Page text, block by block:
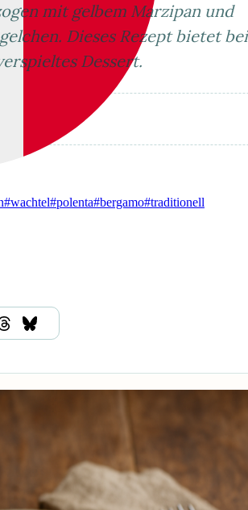
mit gelbem Marzipan und
Dieses Rezept bietet
Dessert.
#wachtel#polenta#bergamo#traditionell